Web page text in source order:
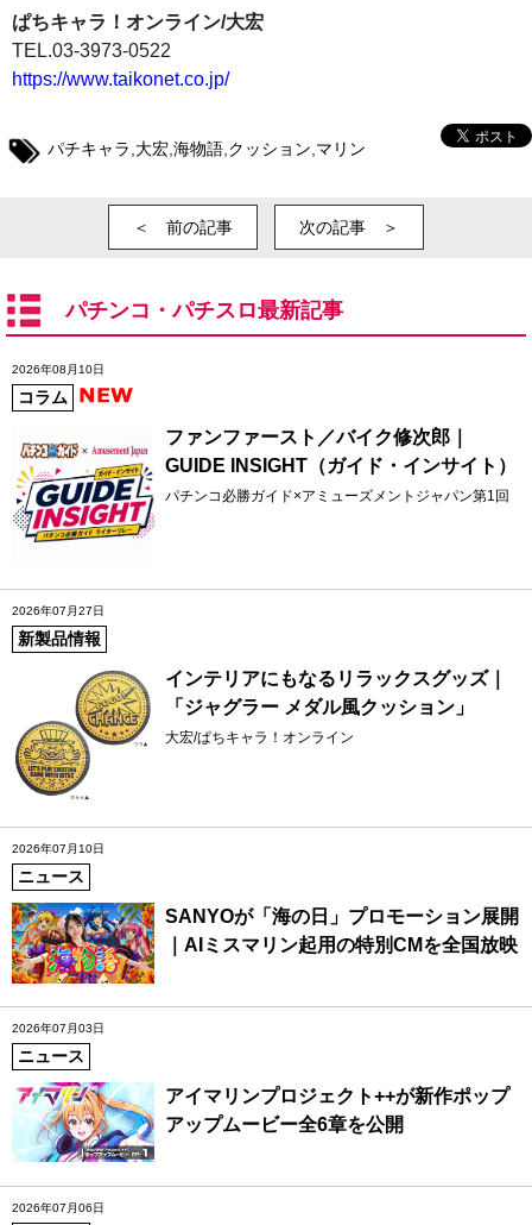
ぱちキャラ！オンライン/大宏
TEL.03-3973-0522
https://www.taikonet.co.jp/
パチキャラ 大宏 海物語 クッション マリン
＜ 前の記事 次の記事 ＞
パチンコ・パチスロ最新記事
2026年08月10日
コラム
ファンファースト／バイク修次郎｜
GUIDE INSIGHT（ガイド・インサイト）
パチンコ必勝ガイド×アミューズメントジャパン第1回
2026年07月27日
新製品情報
インテリアにもなるリラックスグッズ｜
「ジャグラー メダル風クッション」
大宏/ぱちキャラ！オンライン
2026年07月10日
ニュース
SANYOが「海の日」プロモーション展開
｜AIミスマリン起用の特別CMを全国放映
2026年07月03日
ニュース
アイマリンプロジェクト++が新作ポップ
アップムービー全6章を公開
2026年07月06日